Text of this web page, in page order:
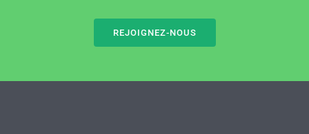
REJOIGNEZ-NOUS